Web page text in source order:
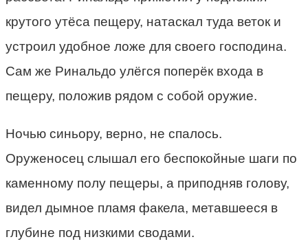
крутого утёса пещеру, натаскал туда веток и
устроил удобное ложе для своего господина.
Сам же Ринальдо улёгся поперёк входа в
пещеру, положив рядом с собой оружие.
Ночью синьору, верно, не спалось.
Оруженосец слышал его беспокойные шаги по
каменному полу пещеры, а приподняв голову,
видел дымное пламя факела, метавшееся в
глубине под низкими сводами.